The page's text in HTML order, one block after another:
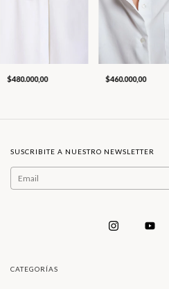
$480.000,00 $460.000,00
SUSCRIBITE A NUESTRO NEWSLETTER
CATEGORÍAS